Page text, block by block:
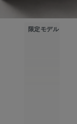
限定モデル